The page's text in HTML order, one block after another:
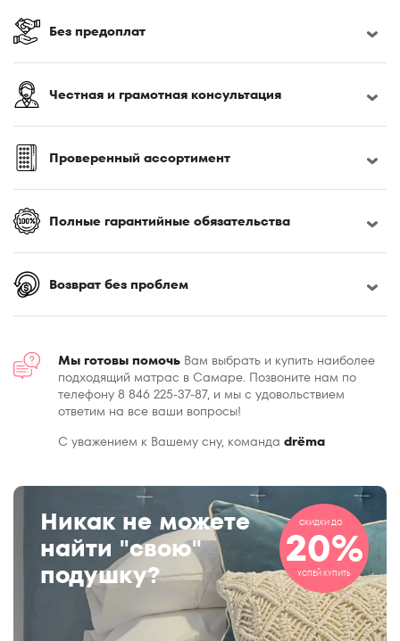
Без предоплат
Честная и грамотная консультация
Проверенный ассортимент
Полные гарантийные обязательства
Возврат без проблем
Мы готовы помочь Вам выбрать и купить наиболее
подходящий матрас в Самаре. Позвоните нам по
телефону 8 846 225-37-87, и мы с удовольствием
ответим на все ваши вопросы!
С уважением к Вашему сну, команда drёma
Никак не можете
найти "свою"
подушку?
СКИДКИ ДО
20%
УСПЕЙ КУПИТЬ